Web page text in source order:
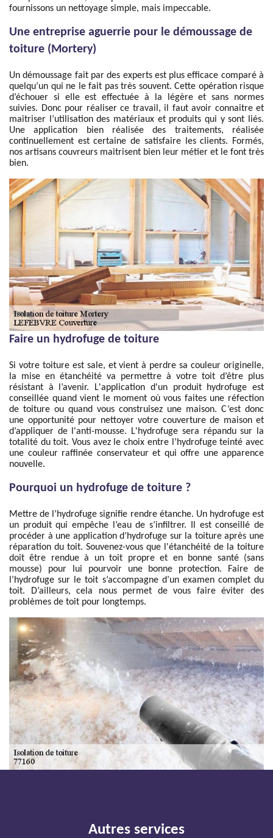
fournissons un nettoyage simple, mais impeccable.
Une entreprise aguerrie pour le démoussage de
toiture (Mortery)
Un démoussage fait par des experts est plus efficace comparé à
quelqu’un qui ne le fait pas très souvent. Cette opération risque
d’échouer si elle est effectuée à la légère et sans normes
suivies. Donc pour réaliser ce travail, il faut avoir connaitre et
maitriser l’utilisation des matériaux et produits qui y sont liés.
Une application bien réalisée des traitements, réalisée
continuellement est certaine de satisfaire les clients. Formés,
nos artisans couvreurs maitrisent bien leur métier et le font très
bien.
Faire un hydrofuge de toiture
Si votre toiture est sale, et vient à perdre sa couleur originelle,
la mise en étanchéité va permettre à votre toit d’être plus
résistant à l’avenir. L'application d'un produit hydrofuge est
conseillée quand vient le moment où vous faites une réfection
de toiture ou quand vous construisez une maison. C’est donc
une opportunité pour nettoyer votre couverture de maison et
d’appliquer de l'anti-mousse. L'hydrofuge sera répandu sur la
totalité du toit. Vous avez le choix entre l’hydrofuge teinté avec
une couleur raffinée conservateur et qui offre une apparence
nouvelle.
Pourquoi un hydrofuge de toiture ?
Mettre de l’hydrofuge signifie rendre étanche. Un hydrofuge est
un produit qui empêche l’eau de s’infiltrer. Il est conseillé de
procéder à une application d’hydrofuge sur la toiture après une
réparation du toit. Souvenez-vous que l'étanchéité de la toiture
doit être rendue à un toit propre et en bonne santé (sans
mousse) pour lui pourvoir une bonne protection. Faire de
l’hydrofuge sur le toit s’accompagne d’un examen complet du
toit. D’ailleurs, cela nous permet de vous faire éviter des
problèmes de toit pour longtemps.
Autres services